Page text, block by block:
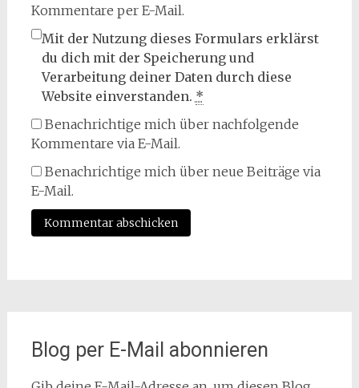
Kommentare per E-Mail.
Mit der Nutzung dieses Formulars erklärst
du dich mit der Speicherung und
Verarbeitung deiner Daten durch diese
Website einverstanden. *
Benachrichtige mich über nachfolgende
Kommentare via E-Mail.
Benachrichtige mich über neue Beiträge via
E-Mail.
Blog per E-Mail abonnieren